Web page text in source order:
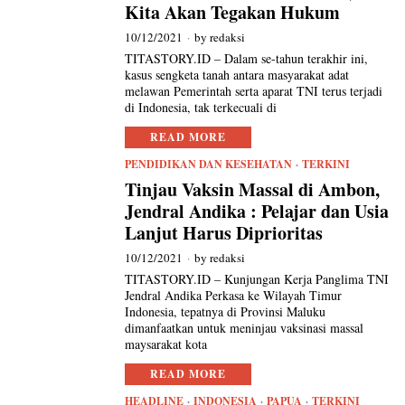
Kita Akan Tegakan Hukum
10/12/2021 byredaksi
TITASTORY.ID – Dalam se-tahun terakhir ini,
kasus sengketa tanah antara masyarakat adat
melawan Pemerintah serta aparat TNI terus terjadi
di Indonesia, tak terkecuali di
READ MORE
PENDIDIKAN DAN KESEHATAN · TERKINI
Tinjau Vaksin Massal di Ambon,
Jendral Andika : Pelajar dan Usia
Lanjut Harus Diprioritas
10/12/2021 byredaksi
TITASTORY.ID – Kunjungan Kerja Panglima TNI
Jendral Andika Perkasa ke Wilayah Timur
Indonesia, tepatnya di Provinsi Maluku
dimanfaatkan untuk meninjau vaksinasi massal
maysarakat kota
READ MORE
HEADLINE · INDONESIA · PAPUA · TERKINI